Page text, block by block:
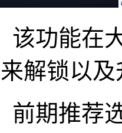
该功能在
解锁以
前期推荐